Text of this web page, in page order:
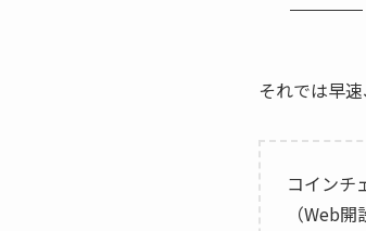
それでは早
コインチ
（Web